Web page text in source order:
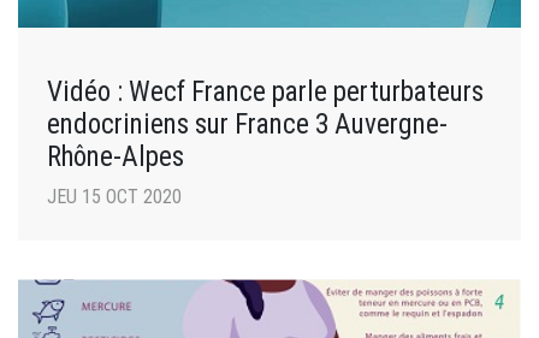
Vidéo : Wecf France parle perturbateurs
endocriniens sur France 3 Auvergne-
Rhône-Alpes
JEU 15 OCT 2020